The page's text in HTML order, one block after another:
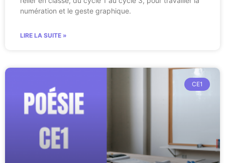
numération et le geste graphique.
LIRE LA SUITE »
CE1